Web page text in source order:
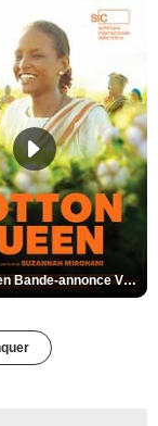
Cotton Queen Bande-annonce VO STFR